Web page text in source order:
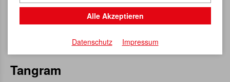
Tangram
Alle Akzeptieren
Datenschutz Impressum